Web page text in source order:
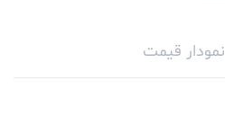
نمودار قیمت